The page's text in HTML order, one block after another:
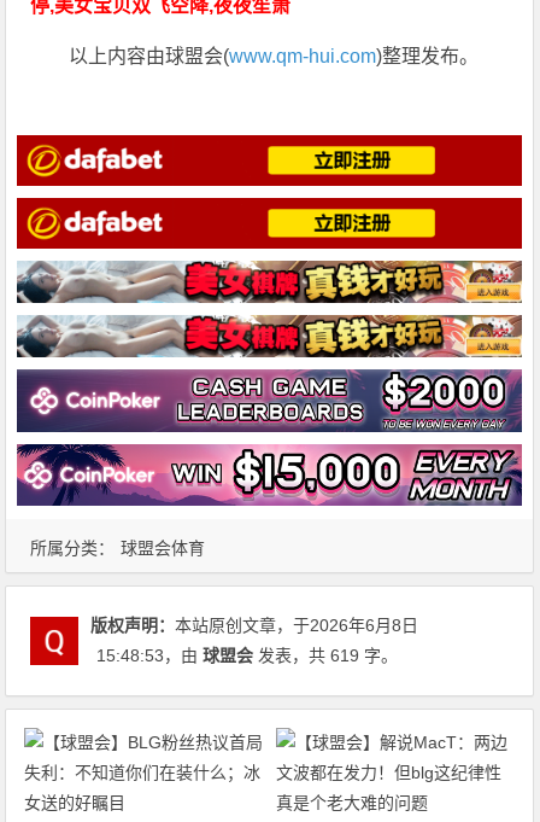
所属分类： 球盟会体育
停,美女宝贝双飞空降,夜夜笙箫
以上内容由球盟会(www.qm-hui.com)整理发布。
版权声明：本站原创文章，于2026年6月8日
15:48:53，由球盟会 发表，共 619 字。